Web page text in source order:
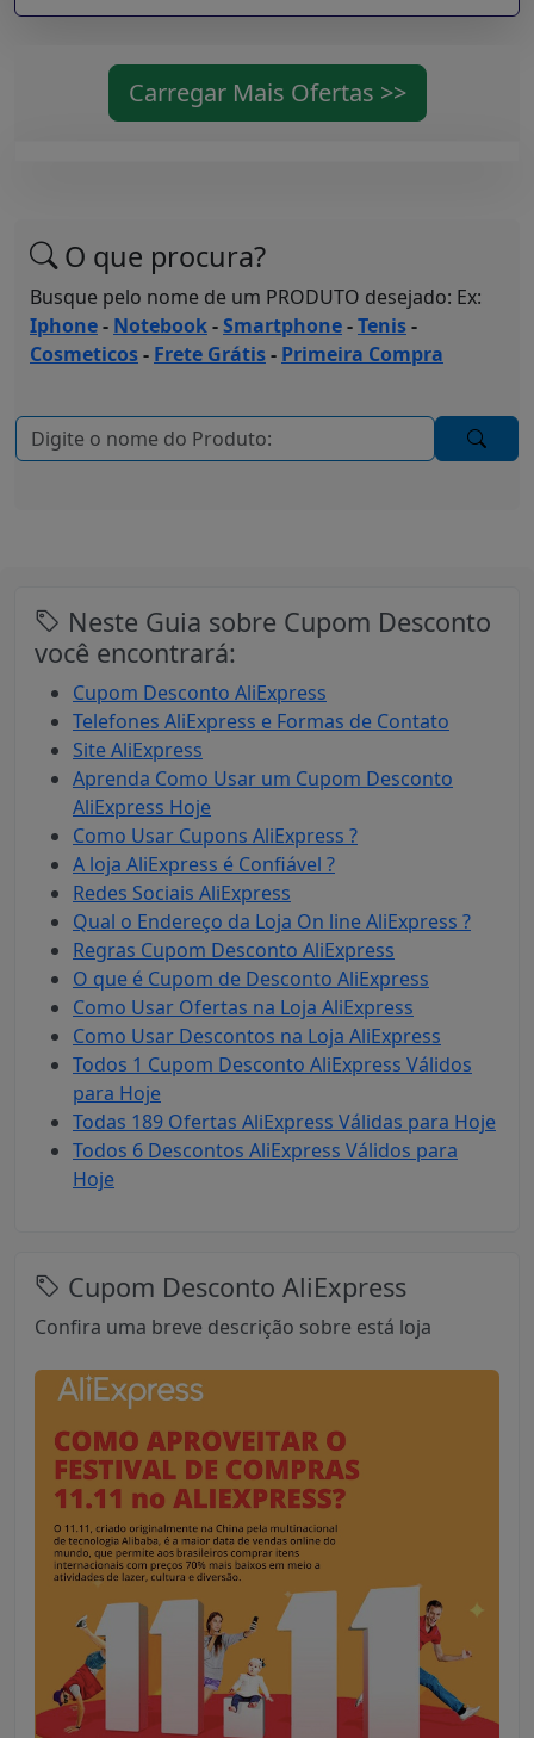
Carregar Mais Ofertas >>
O que procura?
Busque pelo nome de um PRODUTO desejado: Ex:
Iphone- Notebook-Smartphone-Tenis-
Cosmeticos- Frete Grátis- Primeira Compra
Neste Guia sobre Cupom Desconto
você encontrará:
Cupom Desconto AliExpress
Telefones AliExpress e Formas de Contato
Site AliExpress
Aprenda Como Usar um Cupom Desconto
AliExpress Hoje
Como Usar Cupons AliExpress ?
A loja AliExpress é Confiável ?
Redes Sociais AliExpress
Qual o Endereço da Loja On line AliExpress ?
Regras Cupom Desconto AliExpress
O que é Cupom de Desconto AliExpress
Como Usar Ofertas na Loja AliExpress
Como Usar Descontos na Loja AliExpress
Todos 1 Cupom Desconto AliExpress Válidos
para Hoje
Todas 189 Ofertas AliExpress Válidas para Hoje
Todos 6 Descontos AliExpress Válidos para
Hoje
Cupom Desconto AliExpress
Confira uma breve descrição sobre está loja